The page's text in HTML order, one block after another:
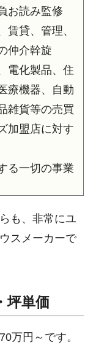
お読み監修
賃貸、管理、
仲介幹旋
電化製品、住
療機器、自動
雑貨等の売買
加盟店に対す
る一切の事業
も、非常にユ
スメーカーで
坪単価
万円～です。